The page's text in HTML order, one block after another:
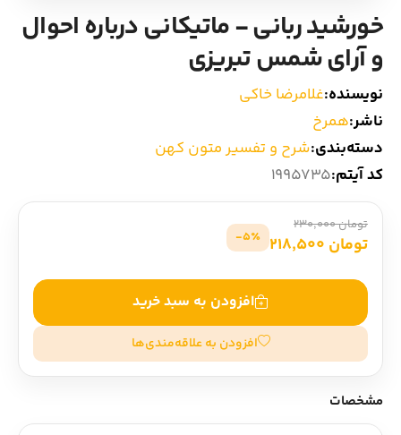
ادبیات
زندگینامه
خورشید ربانی - ماتیکانی درباره احوال
و آرای شمس تبریزی
نویسنده:غلامرضا خاکی
ناشر:همرخ
دسته‌بندی:شرح و تفسیر متون کهن
کد آیتم:1995735
تومان 230,000
تومان 218,500 5٪-
افزودن به سبد خرید
افزودن به علاقه‌مندی‌ها
مشخصات